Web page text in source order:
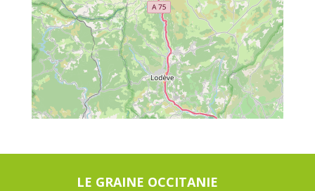
LE GRAINE OCCITANIE